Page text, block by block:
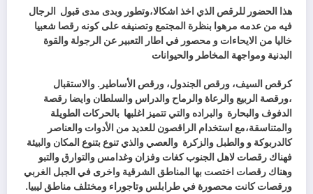
هذا الحضور للرقص الذي اخذ اشكالا،وتطور وبدى مدى قبول الرجال
فيه من عدمه مرهوا بنظرة المجتمع وتصنيفه على كونه رقصا شعبيا
خاليا من الايحاءات و محصور في اطار التعبير عن الرجولة والقوة
البدنية ومواجهة المخاطر والحيوانات
كرقص السيف، ورقص الجندول، ورقص الأساطير. والاستقبال
،ورقصة الربيع والرعاة والرماح والدراس والسلطان وايضا رقصة
الدفوف والبحارة والبراده والتي تتميز اغلبها بالحركات الطويلة
والمتناسقة،مع استخدام الراقصون للعديد من الأدوات والعناصر
كالدربوكة و والطبل والزكرة والعصي والذي تنوع بتنوع المكان والبيئة
فهناك رقصات لاهل الجنوب كغات وفزان وغدامس والتوارق والتبو
وهناك رقصات اختصت بها المناطق الشرقية واخرى في الجبل الغربي
ورقصات كانت محصورة في طرابلس وتاجوراء ومختلف مناطق ليبيا.